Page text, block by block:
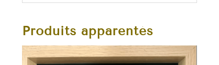
Produits apparentés